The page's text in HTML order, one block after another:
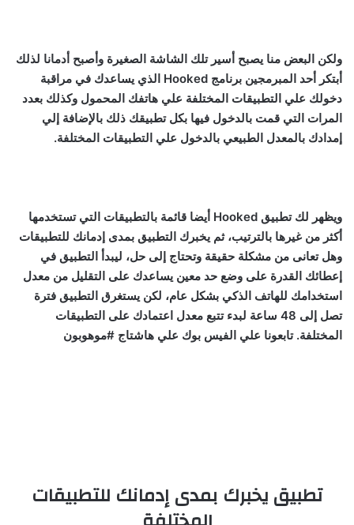
ولكن البعض منا يصبح أسير تلك الشاشة الصغيرة وأصبح أدمانا لذلك
أبتكر أحد المبرمجين برنامج Hooked الذي يساعدك في مراقبة
دخولك علي التطبيقات المختلفة علي هاتفك المحمول وكذلك بعدد
المرات التي قمت بالدخول فيها بكل تطبيقك ذلك بالإضافة إلي
إمدادك بالمعدل الطبيعي بالدخول علي التطبيقات المختلفة.
ويظهر لك تطبيق Hooked أيضا قائمة بالتطبيقات التي تستخدمها
أكثر من غيرها بالترتيب، ثم يخبرك التطبيق بمدى إدمانك للتطبيقات
وهل تعانى من مشكلة حقيقة وتحتاج إلى حل، ليبدأ التطبيق في
إعطائك القدرة على وضع حد معين يساعدك على التقليل من معدل
استخدامك للهاتف الذكي بشكل عام، لكن يستغرق التطبيق فترة
تصل إلى 48 ساعة لبدء تتبع معدل اعتمادك على التطبيقات
المختلفة. تابعونا علي الفيس بوك علي هاشتاج #موهوبون
تطبيق يخبرك بمدى إدمانك للتطبيقات